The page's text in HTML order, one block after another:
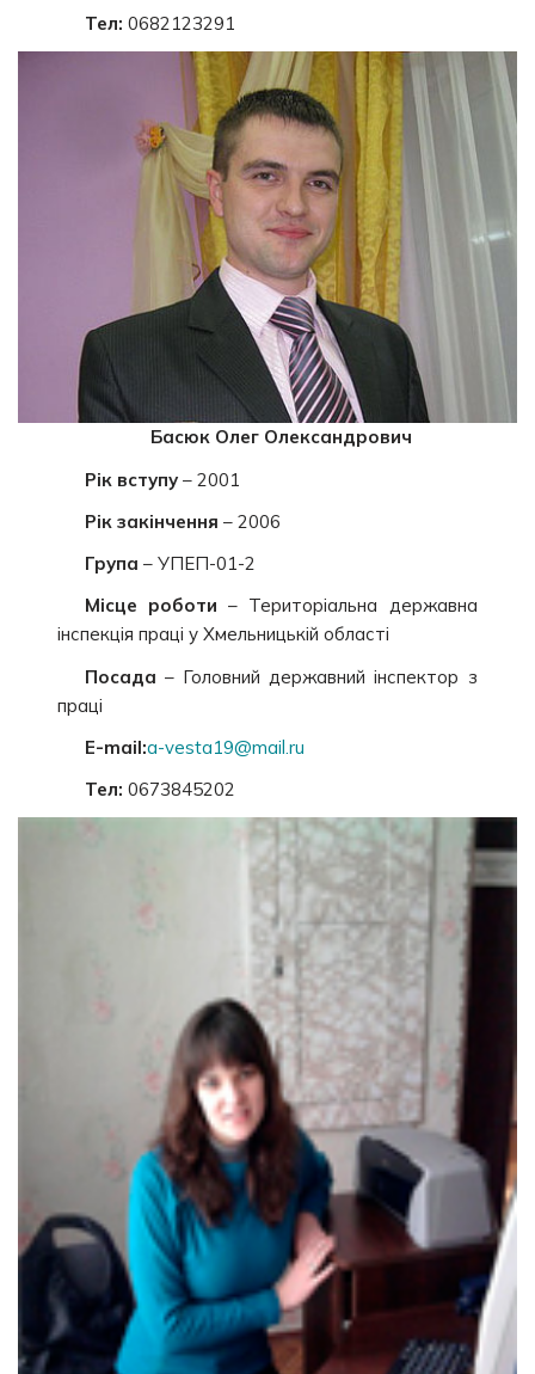
Тел: 0682123291
Басюк Олег Олександрович
Рік вступу– 2001
Рік закінчення – 2006
Група – УПЕП-01-2
Місце роботи – Територіальна державна
інспекція праці у Хмельницькій області
Посада – Головний державний інспектор з
праці
E-mail:a-vesta19@mail.ru
Тел: 0673845202